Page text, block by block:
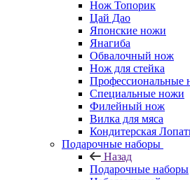
Нож Топорик
Цай Дао
Японские ножи
Янагиба
Обвалочный нож
Нож для стейка
Профессиональные
Специальные ножи
Филейный нож
Вилка для мяса
Кондитерская
Подарочные наборы
Назад
Подарочные наборы